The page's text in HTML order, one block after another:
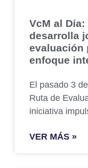
VcM al Día:
desarrolla
evaluación
enfoque
El pasado 3
Ruta de
iniciativa
VER MÁS »